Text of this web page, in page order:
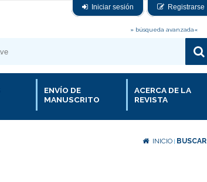
Iniciar sesión Registrarse
» búsqueda avanzada«
ENVÍO DE
MANUSCRITO
ACERCA DE LA
REVISTA
INICIO BUSCAR